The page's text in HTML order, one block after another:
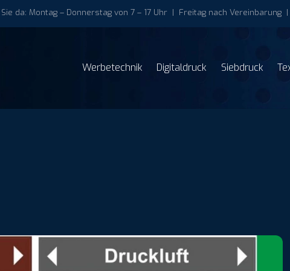
da: Montag – Donnerstag von 7 – 17 Uhr | Freitag nach Vereinbarung |
Werbetechnik Digitaldruck Siebdruck